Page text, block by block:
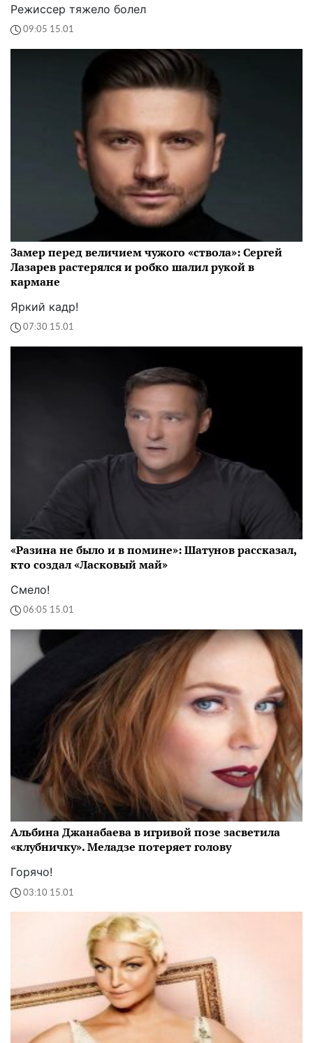
Режиссер тяжело болел
09:05 15.01
Замер перед величием чужого «ствола»: Сергей
Лазарев растерялся и робко шалил рукой в
кармане
Яркий кадр!
07:30 15.01
«Разина не было и в помине»: Шатунов рассказал,
кто создал «Ласковый май»
Смело!
06:05 15.01
Альбина Джанабаева в игривой позе засветила
«клубничку». Меладзе потеряет голову
Горячо!
03:10 15.01